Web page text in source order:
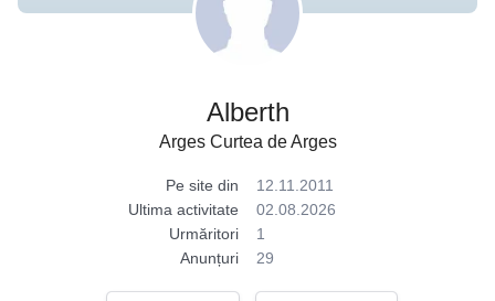
Alberth
Arges Curtea de Arges
Pe site din
12.11.2011
Ultima activitate
02.08.2026
Urmăritori
1
Anunțuri
29